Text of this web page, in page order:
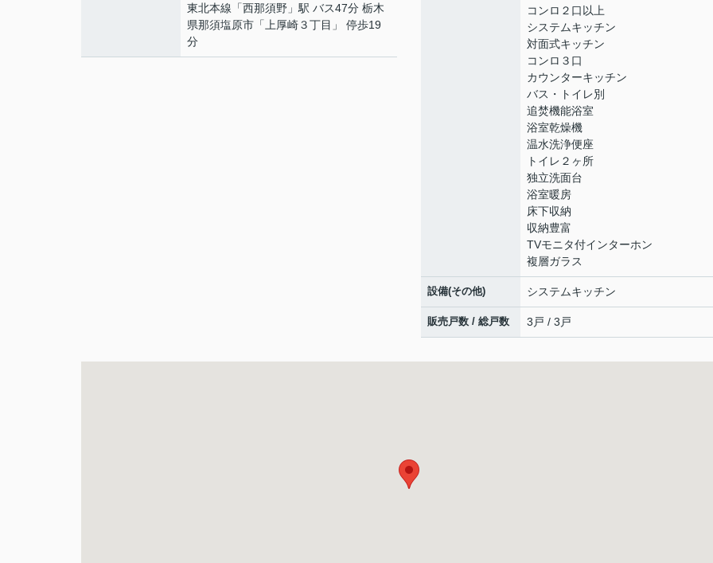
東北本線 「西那須野 」駅 バス47分 栃木
県那須塩原市「上厚崎３丁目」 停歩19
分
コンロ２口以上
システムキッチン
対面式キッチン
コンロ３口
カウンターキッチン
バス・トイレ別
追焚機能浴室
浴室乾燥機
温水洗浄便座
トイレ２ヶ所
独立洗面台
浴室暖房
床下収納
収納豊富
TVモニタ付インターホン
複層ガラス
設備(その他) システムキッチン
販売戸数 / 総戸数 3戸 / 3戸